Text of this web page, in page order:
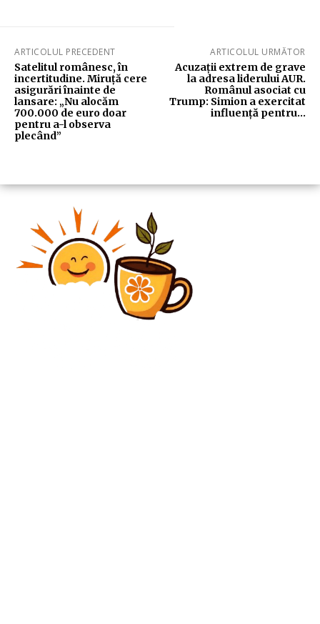
ARTICOLUL PRECEDENT
Satelitul românesc, în
incertitudine. Miruță cere
asigurări înainte de
lansare: „Nu alocăm
700.000 de euro doar
pentru a-l observa
plecând”
ARTICOLUL URMĂTOR
Acuzații extrem de grave
la adresa liderului AUR.
Românul asociat cu
Trump: Simion a exercitat
influență pentru…